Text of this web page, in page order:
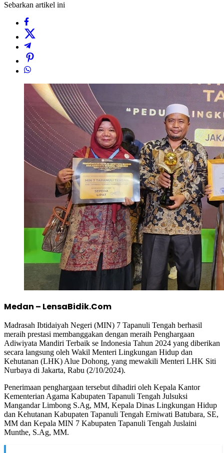
Sebarkan artikel ini
Medan – LensaBidik.Com
Madrasah Ibtidaiyah Negeri (MIN) 7 Tapanuli Tengah berhasil
meraih prestasi membanggakan dengan meraih Penghargaan
Adiwiyata Mandiri Terbaik se Indonesia Tahun 2024 yang diberikan
secara langsung oleh Wakil Menteri Lingkungan Hidup dan
Kehutanan (LHK) Alue Dohong, yang mewakili Menteri LHK Siti
Nurbaya di Jakarta, Rabu (2/10/2024).
Penerimaan penghargaan tersebut dihadiri oleh Kepala Kantor
Kementerian Agama Kabupaten Tapanuli Tengah Julsuksi
Mangandar Limbong S.Ag, MM, Kepala Dinas Lingkungan Hidup
dan Kehutanan Kabupaten Tapanuli Tengah Erniwati Batubara, SE,
MM dan Kepala MIN 7 Kabupaten Tapanuli Tengah Juslaini
Munthe, S.Ag, MM.